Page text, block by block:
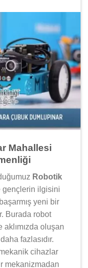
Mahallesi
Robotik
gençlerin ilgisini
yeni bir
Burada robot
oluşan
fazlasıdır.
cihazlar
mekanizmadan